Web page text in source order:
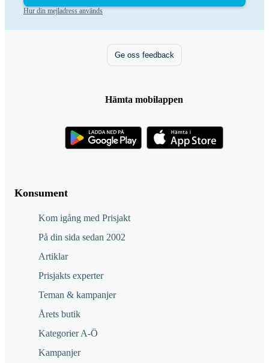
Hur din mejladress används
Konsument
Kom igång med Prisjakt
På din sida sedan 2002
Artiklar
Prisjakts experter
Teman & kampanjer
Årets butik
Kategorier A-Ö
Kampanjer
Ge oss feedback
Hämta mobilappen